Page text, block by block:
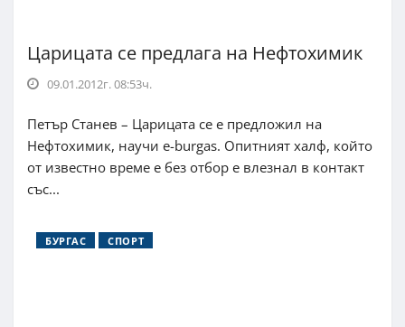
Царицата се предлага на Нефтохимик
09.01.2012г. 08:53ч.
Петър Станев – Царицата се е предложил на
Нефтохимик, научи e-burgas. Опитният халф, който
от известно време е без отбор е влезнал в контакт
със...
БУРГАС СПОРТ